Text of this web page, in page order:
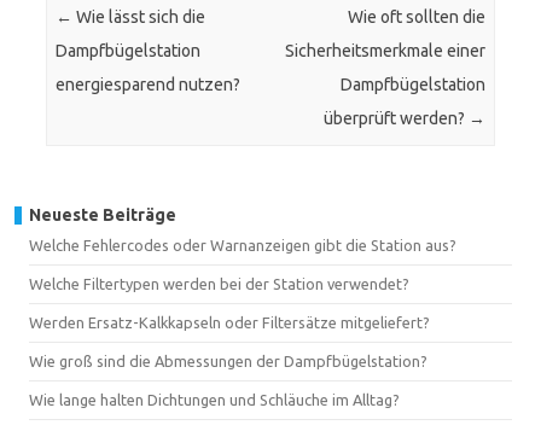
← Wie lässt sich die
Dampfbügelstation
energiesparend nutzen?
Wie oft sollten die
Sicherheitsmerkmale einer
Dampfbügelstation
überprüft werden? →
Neueste Beiträge
Welche Fehlercodes oder Warnanzeigen gibt die Station aus?
Welche Filtertypen werden bei der Station verwendet?
Werden Ersatz-Kalkkapseln oder Filtersätze mitgeliefert?
Wie groß sind die Abmessungen der Dampfbügelstation?
Wie lange halten Dichtungen und Schläuche im Alltag?